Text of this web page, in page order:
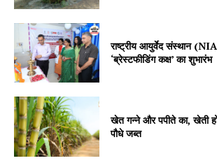
Jagruk Janta
Vishwasniya Hindi
राष्ट्रीय आयुर्वेद संस्थान
‘ब्रेस्टफीडिंग कक्ष’ का शुभारंभ
खेत गन्ने और पपीते का, खेती
पौधे जब्त